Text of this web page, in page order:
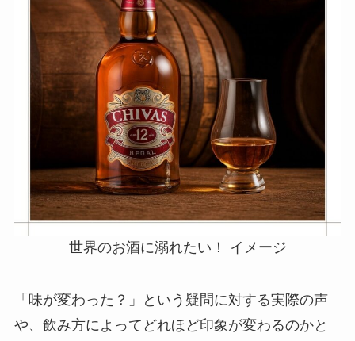
世界のお酒に溺れたい！ イメージ
「味が変わった？」という疑問に対する実際の声
や、飲み方によってどれほど印象が変わるのかと